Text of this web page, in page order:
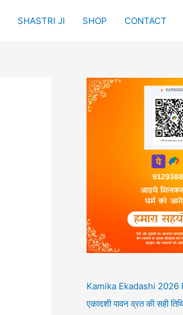
SHASTRI JI SHOP CONTACT
Kamika Ekadashi 2026
एकादशी पावन व्रत की सही